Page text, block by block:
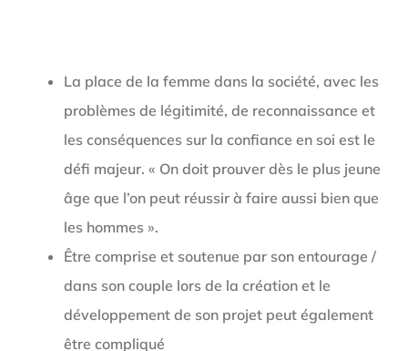
La place de la femme dans la société, avec les
problèmes de légitimité, de reconnaissance et
les conséquences sur la confiance en soi est le
défi majeur. « On doit prouver dès le plus jeune
âge que l’on peut réussir à faire aussi bien que
les hommes ».
Être comprise et soutenue par son entourage /
dans son couple lors de la création et le
développement de son projet peut également
être compliqué